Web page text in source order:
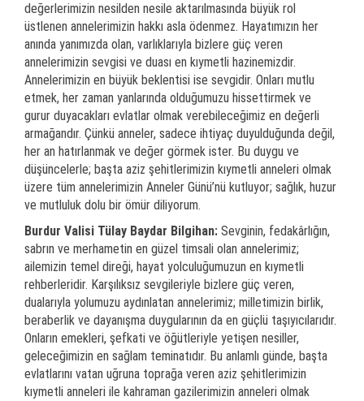
değerlerimizin nesilden nesile aktarılmasında büyük rol
üstlenen annelerimizin hakkı asla ödenmez. Hayatımızın her
anında yanımızda olan, varlıklarıyla bizlere güç veren
annelerimizin sevgisi ve duası en kıymetli hazinemizdir.
Annelerimizin en büyük beklentisi ise sevgidir. Onları mutlu
etmek, her zaman yanlarında olduğumuzu hissettirmek ve
gurur duyacakları evlatlar olmak verebileceğimiz en değerli
armağandır. Çünkü anneler, sadece ihtiyaç duyulduğunda değil,
her an hatırlanmak ve değer görmek ister. Bu duygu ve
düşüncelerle; başta aziz şehitlerimizin kıymetli anneleri olmak
üzere tüm annelerimizin Anneler Günü’nü kutluyor; sağlık, huzur
ve mutluluk dolu bir ömür diliyorum.
Burdur Valisi Tülay Baydar Bilgihan: Sevginin, fedakârlığın,
sabrın ve merhametin en güzel timsali olan annelerimiz;
ailemizin temel direği, hayat yolculuğumuzun en kıymetli
rehberleridir. Karşılıksız sevgileriyle bizlere güç veren,
dualarıyla yolumuzu aydınlatan annelerimiz; milletimizin birlik,
beraberlik ve dayanışma duygularının da en güçlü taşıyıcılarıdır.
Onların emekleri, şefkati ve öğütleriyle yetişen nesiller,
geleceğimizin en sağlam teminatıdır. Bu anlamlı günde, başta
evlatlarını vatan uğruna toprağa veren aziz şehitlerimizin
kıymetli anneleri ile kahraman gazilerimizin anneleri olmak